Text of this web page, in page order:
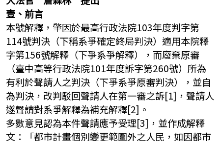
壹、前言
本號解釋，肇因於最高行政法院103年度判字第
114號判決（下稱系爭確定終局判決）適用本院釋
字第156號解釋（下爭系爭解釋），而廢棄原審
（臺中高等行政法院101年度訴字第260號）所為
有利於聲請人之判決（下爭系爭原審判決），並自
為判決，改判駁回聲請人在第一審之訴[1]，聲請人
遂聲請對系爭解釋為補充解釋[2]。
多數意見認為本件聲請應予受理[3]，並作成解釋
文：「都市計畫個別變更範圍外之人民，如因都市